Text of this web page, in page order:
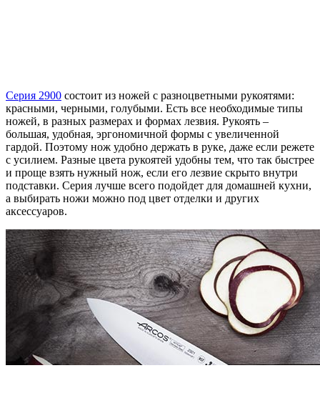
Серия 2900 состоит из ножей с разноцветными рукоятями:
красными, черными, голубыми. Есть все необходимые типы
ножей, в разных размерах и формах лезвия. Рукоять –
большая, удобная, эргономичной формы с увеличенной
гардой. Поэтому нож удобно держать в руке, даже если режете
с усилием. Разные цвета рукоятей удобны тем, что так быстрее
и проще взять нужный нож, если его лезвие скрыто внутри
подставки. Серия лучше всего подойдет для домашней кухни,
а выбирать ножи можно под цвет отделки и других
аксессуаров.